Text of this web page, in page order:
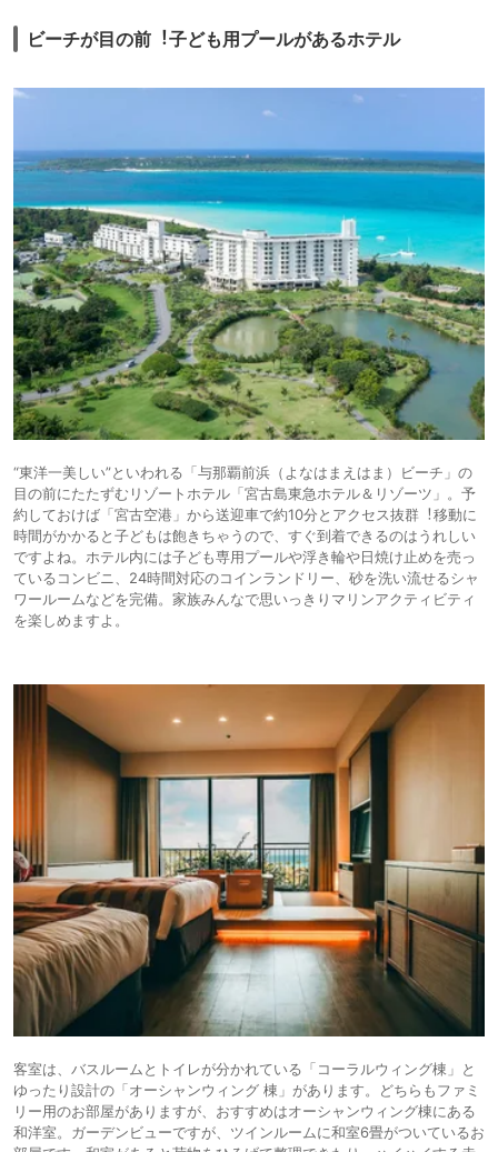
13.ザ・リスケープ icotto
35,000円〜
別荘・ヴ
アム
フェリスヴィラス
イート 宮古島・上
野
icotto 楽天トラベル
ホテル
16.セントラルリゾー
ト宮古島
ビジネス
ホテル
ビーチが⽬の前︕子ども⽤プールがあるホテル
“東洋⼀美しい”といわれる「与那覇前浜（よなはまえはま）ビーチ」の
⽬の前にたたずむリゾートホテル「宮古島東急ホテル＆リゾーツ」。予
約しておけば「宮古空港」から送迎⾞で約10分とアクセス抜群︕移動に
時間がかかると子どもは飽きちゃうので、すぐ到着できるのはうれしい
ですよね。ホテル内には⼦ども専⽤プールや浮き輪や⽇焼け⽌めを売っ
ているコンビニ、24時間対応のコインランドリー、砂を洗い流せるシャ
ワールームなどを完備。家族みんなで思いっきりマリンアクティビティ
を楽しめますよ。
客室は、バスルームとトイレが分かれている「コーラルウィング棟」と
ゆったり設計の「オーシャンウィング 棟」があります。どちらもファミ
リー⽤のお部屋がありますが、おすすめはオーシャンウィング棟にある
和洋室。ガーデンビューですが、ツインルームに和室6畳がついているお